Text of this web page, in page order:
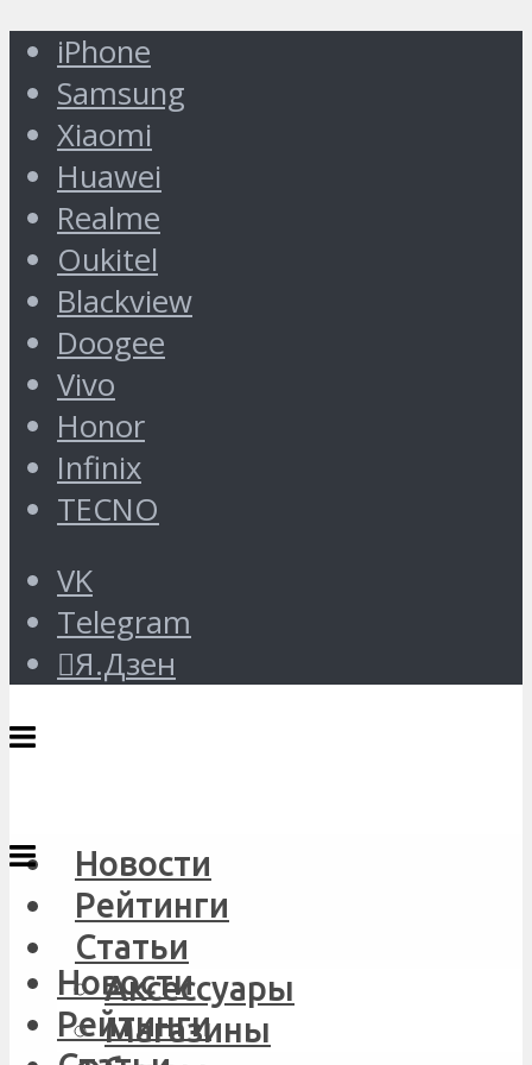
iPhone
Samsung
Xiaomi
Huawei
Realme
Oukitel
Blackview
Doogee
Vivo
Honor
Infinix
TECNO
VK
Telegram
Я.Дзен
Новости
Рейтинги
Статьи
Аксессуары
Магазины
Новости
Рейтинги